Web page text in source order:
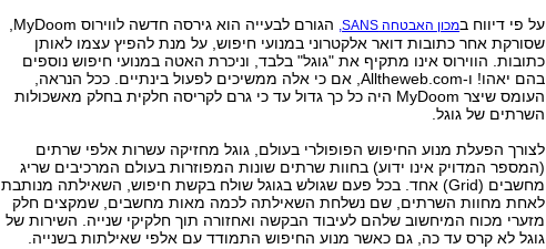
על פי דיווח במכון האבטחה SANS,
הגורם לבעייה הוא גירסה חדשה לווירוס MyDoom,
שסורקת אחר כתובות דואר אלקטרוני במנועי חיפוש, על מנת להפיץ עצמו לאותן
כתובות. הווירוס אינו מתקיף את "גוגל" בלבד, וניכרת האטה במנועי חיפוש נוספים
בהם יאהו! ו-Alltheweb.com, אם כי אלה ממשיכים לפעול בינתיים. ככל הנראה,
העומס שיצר MyDoom היה כל כך גדול עד כי גרם לקריסה חלקית בחלק מאשכולות
השרתים של גוגל.
לצורך הפעלת מנוע החיפוש הפופולרי בעולם, גוגל מחזיקה עשרות אלפי שרתים
(המספר המדויק אינו ידוע) בחוות שרתים שונות המפוזרות בעולם המרכיבים שריג
מחשבים (Grid) אחד. בכל פעם שגולש בגוגל שולח בקשת חיפוש, השאילתה מנותבת
לאחת מחוות השרתים, שם נשלחת השאילתה לכמה מאות מחשבים, שמקצים חלק
מזערי מכוח המיחשוב שלהם לעיבוד הבקשה ואחזורה תוך חלקיקי שנייה. השירות של
גוגל לא קרס עד כה, גם כאשר מנוע החיפוש התמודד עם אלפי שאילתות בשנייה.